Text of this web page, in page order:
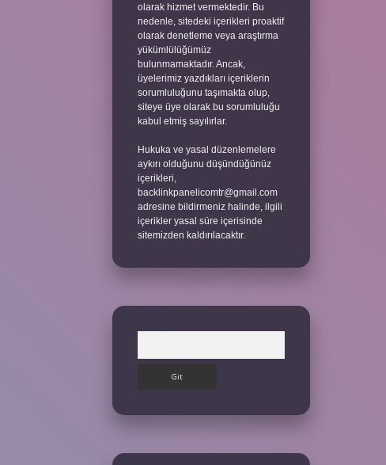
olarak hizmet vermektedir. Bu
nedenle, sitedeki içerikleri proaktif
olarak denetleme veya araştırma
yükümlülüğümüz
bulunmamaktadır. Ancak,
üyelerimiz yazdıkları içeriklerin
sorumluluğunu taşımakta olup,
siteye üye olarak bu sorumluluğu
kabul etmiş sayılırlar.
Hukuka ve yasal düzenlemelere
aykırı olduğunu düşündüğünüz
içerikleri,
backlinkpanelicomtr@gmail.com
adresine bildirmeniz halinde, ilgili
içerikler yasal süre içerisinde
sitemizden kaldırılacaktır.